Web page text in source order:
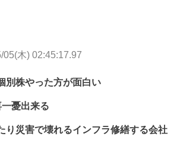
05(木) 02:45:17.97
別株やった方が面白い
憂出来る
り災害で壊れるインフラ修繕する会社